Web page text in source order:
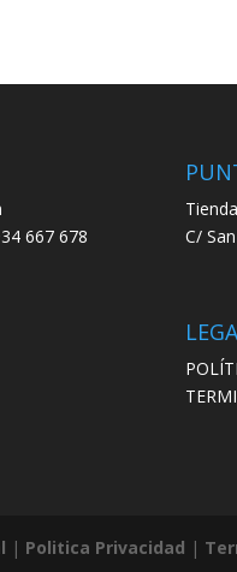
667 678
C/
| Politica Privacidad |